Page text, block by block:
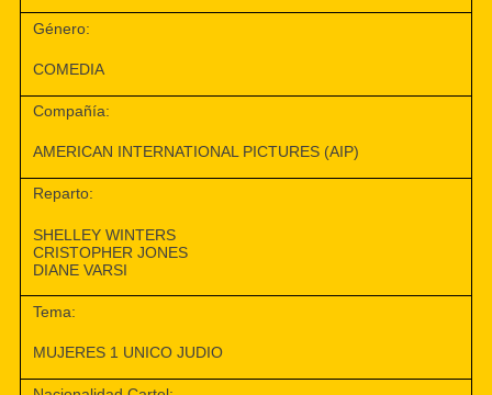
Género:
COMEDIA
Compañía:
AMERICAN INTERNATIONAL PICTURES (AIP)
Reparto:
SHELLEY WINTERS
CRISTOPHER JONES
DIANE VARSI
Tema:
MUJERES 1 UNICO JUDIO